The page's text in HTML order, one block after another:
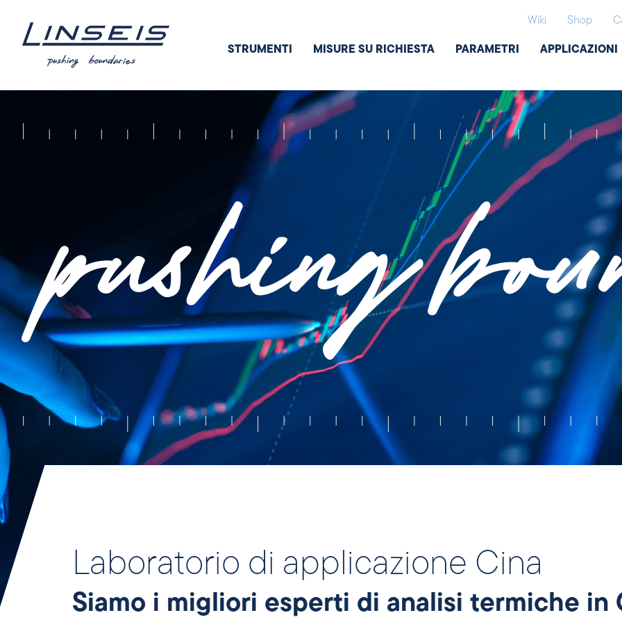
Wiki Shop
STRUMENTI MISURE SU RICHIESTA PARAMETRI APPLICAZIONI
Laboratorio di applicazione Cina
Siamo i migliori esperti di analisi termiche in